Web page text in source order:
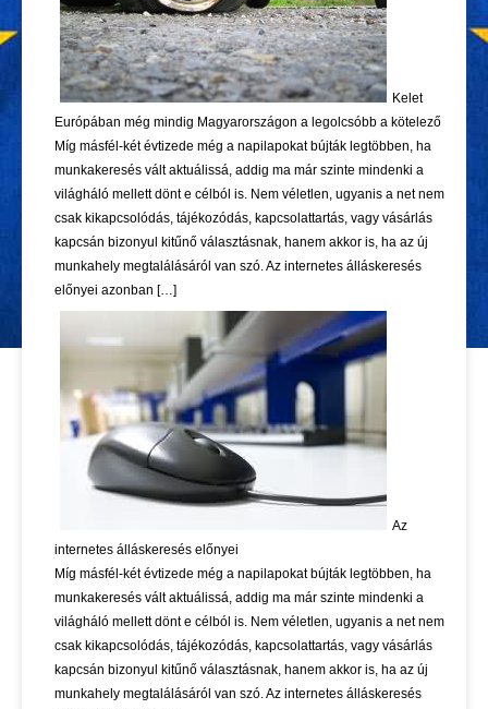
Kelet
Európában még mindig Magyarországon a legolcsóbb a kötelező
Míg másfél-két évtizede még a napilapokat bújták legtöbben, ha
munkakeresés vált aktuálissá, addig ma már szinte mindenki a
világháló mellett dönt e célból is. Nem véletlen, ugyanis a net nem
csak kikapcsolódás, tájékozódás, kapcsolattartás, vagy vásárlás
kapcsán bizonyul kitűnő választásnak, hanem akkor is, ha az új
munkahely megtalálásáról van szó. Az internetes álláskeresés
előnyei azonban […]
Az
internetes álláskeresés előnyei
Míg másfél-két évtizede még a napilapokat bújták legtöbben, ha
munkakeresés vált aktuálissá, addig ma már szinte mindenki a
világháló mellett dönt e célból is. Nem véletlen, ugyanis a net nem
csak kikapcsolódás, tájékozódás, kapcsolattartás, vagy vásárlás
kapcsán bizonyul kitűnő választásnak, hanem akkor is, ha az új
munkahely megtalálásáról van szó. Az internetes álláskeresés